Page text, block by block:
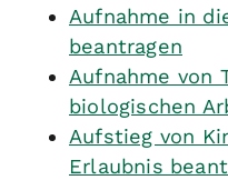
Aufnahme in
beantragen
Aufnahme von
biologischen
Aufstieg von
Erlaubnis